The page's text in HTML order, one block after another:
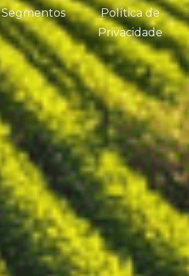
Segmentos
Política de
Privacidade